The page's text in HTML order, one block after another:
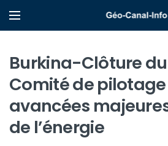
Burkina-Clôture du
Comité de
avancées
de l’énergie